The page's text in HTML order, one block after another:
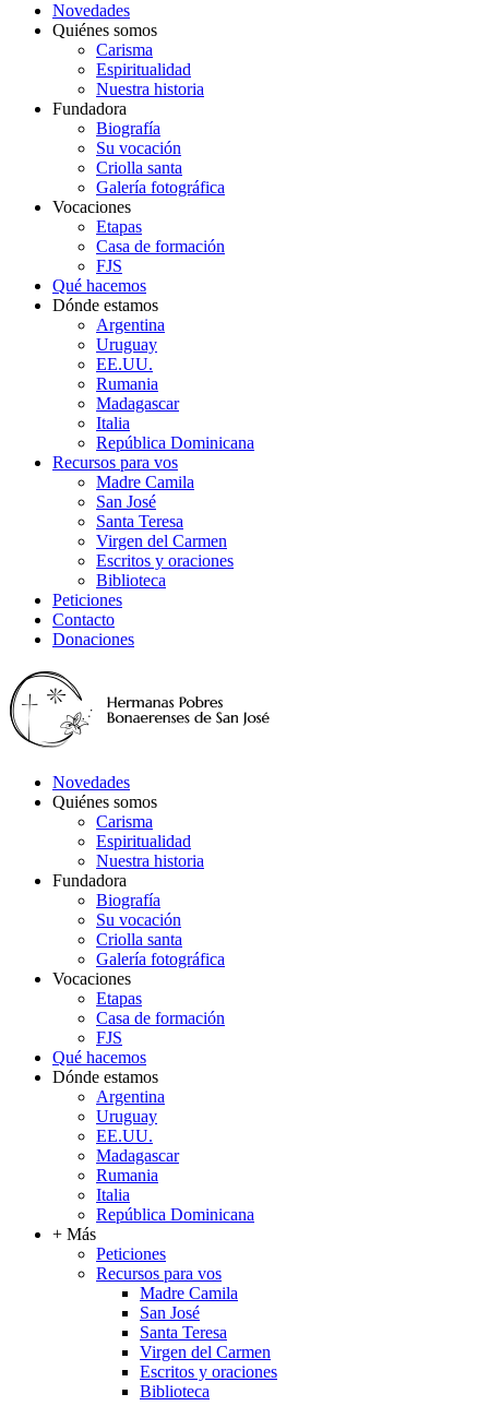
Novedades
Quiénes somos
Carisma
Espiritualidad
Nuestra historia
Fundadora
Biografía
Su vocación
Criolla santa
Galería fotográfica
Vocaciones
Etapas
Casa de formación
FJS
Qué hacemos
Dónde estamos
Argentina
Uruguay
EE.UU.
Rumania
Madagascar
Italia
República Dominicana
Recursos para vos
Madre Camila
San José
Santa Teresa
Virgen del Carmen
Escritos y oraciones
Biblioteca
Peticiones
Contacto
Donaciones
Novedades
Quiénes somos
Carisma
Espiritualidad
Nuestra historia
Fundadora
Biografía
Su vocación
Criolla santa
Galería fotográfica
Vocaciones
Etapas
Casa de formación
FJS
Qué hacemos
Dónde estamos
Argentina
Uruguay
EE.UU.
Madagascar
Rumania
Italia
República Dominicana
+ Más
Peticiones
Recursos para vos
Madre Camila
San José
Santa Teresa
Virgen del Carmen
Escritos y oraciones
Biblioteca